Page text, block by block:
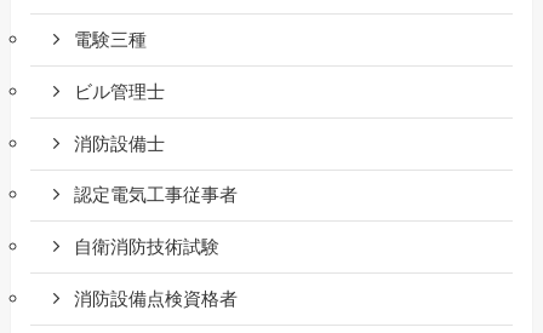
電験三種
ビル管理士
消防設備士
認定電気工事従事者
自衛消防技術試験
消防設備点検資格者